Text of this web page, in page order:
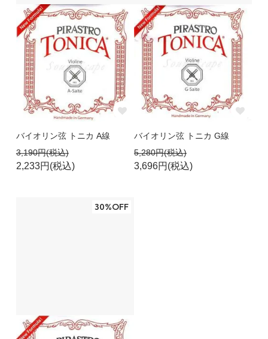
バイオリン弦 トニカ A線
3,190円(税込)
2,233円(税込)
バイオリン弦 トニカ G線
5,280円(税込)
3,696円(税込)
30%OFF